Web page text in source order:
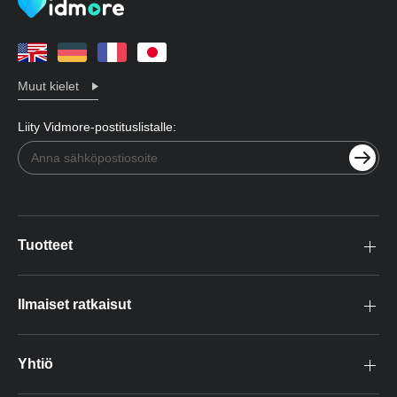
Muut kielet
Liity Vidmore-postituslistalle:
Tuotteet
Ilmaiset ratkaisut
Yhtiö